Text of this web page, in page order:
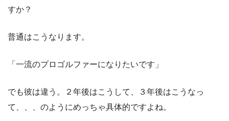
すか？
普通はこうなります。
「一流のプロゴルファーになりたいです」
でも彼は違う。２年後はこうして、３年後はこうなっ
て、、、のようにめっちゃ具体的ですよね。